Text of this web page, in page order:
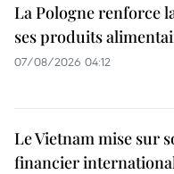
La Pologne renforce
ses produits
07/08/2026 04:12
Le Vietnam mise sur
financier